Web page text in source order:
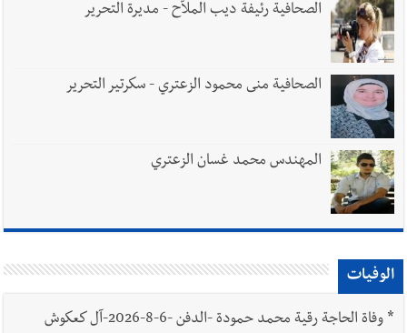
الصحافية رئيفة ديب الملاّح - مديرة التحرير
الصحافية منى محمود الزعتري - سكرتير التحرير
المهندس محمد غسان الزعتري
الوفيات
*
وفاة الحاجة رقية محمد حمودة -الدفن -6-8-2026-آل كعكوش